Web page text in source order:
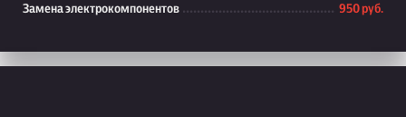
Замена электрокомпонентов 950 руб.